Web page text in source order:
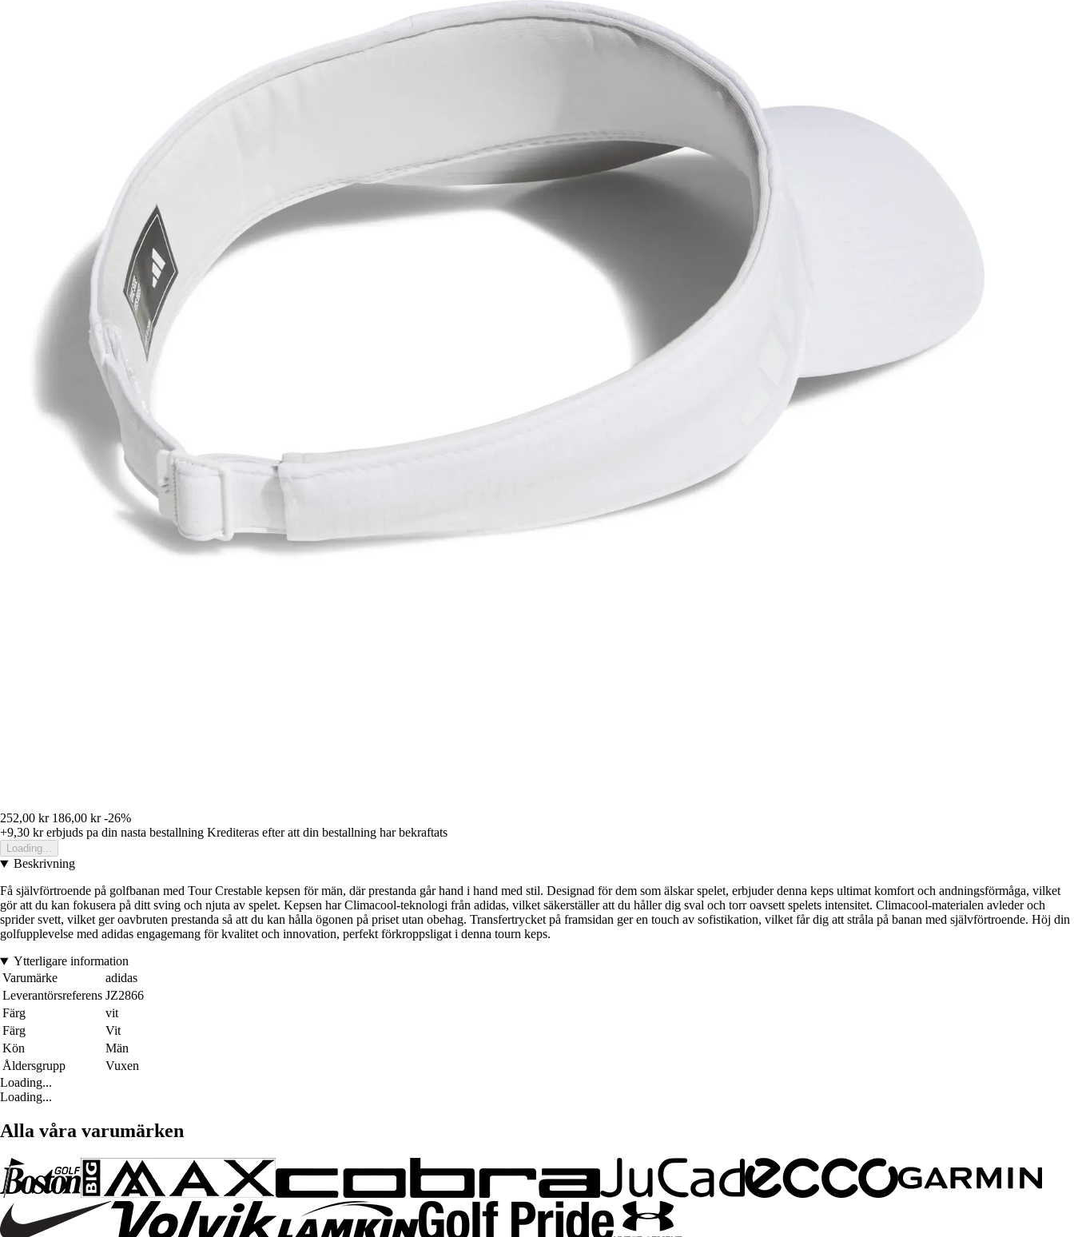
252,00 kr 186,00 kr -26%
+9,30 krerbjuds pa din nasta bestallning Krediteras efter att din bestallning har bekraftats
Loading...
Beskrivning
Få självförtroende på golfbanan med Tour Crestable kepsen för män, där prestanda går hand i hand med stil. Designad för dem som älskar spelet, erbjuder denna keps ultimat komfort och andningsförmåga, vilket
gör att du kan fokusera på ditt sving och njuta av spelet. Kepsen har Climacool-teknologi från adidas, vilket säkerställer att du håller dig sval och torr oavsett spelets intensitet. Climacool-materialen avleder och
sprider svett, vilket ger oavbruten prestanda så att du kan hålla ögonen på priset utan obehag. Transfertrycket på framsidan ger en touch av sofistikation, vilket får dig att stråla på banan med självförtroende. Höj din
golfupplevelse med adidas engagemang för kvalitet och innovation, perfekt förkroppsligat i denna tourn keps.
Ytterligare information
Varumärke
adidas
Leverantörsreferens JZ2866
Färg
vit
Färg
Vit
Kön
Män
Åldersgrupp
Vuxen
Loading...
Loading...
Alla våra varumärken